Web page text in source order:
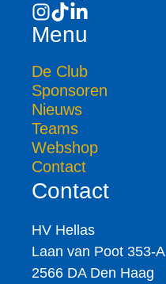
Menu
De Club
Sponsoren
Nieuws
Teams
Webshop
Contact
Contact
HV Hellas
Laan van Poot 353-A
2566 DA Den Haag